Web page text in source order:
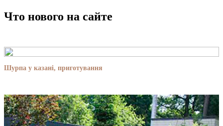
Что нового на сайте
Шурпа у казані, приготування